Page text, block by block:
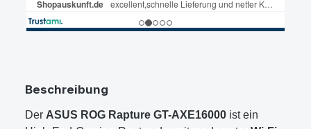
Beschreibung
Der ASUS ROG Rapture GT-AXE16000 ist ein